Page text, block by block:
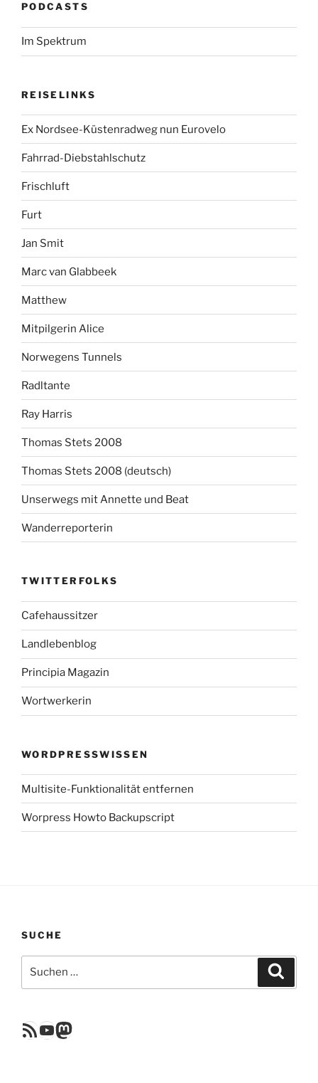
PODCASTS
Im Spektrum
REISELINKS
Ex Nordsee-Küstenradweg nun Eurovelo
Fahrrad-Diebstahlschutz
Frischluft
Furt
Jan Smit
Marc van Glabbeek
Matthew
Mitpilgerin Alice
Norwegens Tunnels
Radltante
Ray Harris
Thomas Stets 2008
Thomas Stets 2008 (deutsch)
Unserwegs mit Annette und Beat
Wanderreporterin
TWITTERFOLKS
Cafehaussitzer
Landlebenblog
Principia Magazin
Wortwerkerin
WORDPRESSWISSEN
Multisite-Funktionalität entfernen
Worpress Howto Backupscript
SUCHE
nach:
RSS FeedYouTube
Mastodon